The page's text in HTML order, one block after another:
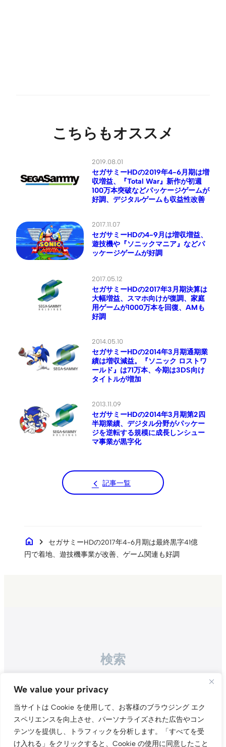
We value your privacy
当サイトは Cookie を使用して、お客様のブラウジング エク
スペリエンスを向上させ、パーソナライズされた広告やコン
テンツを提供し、トラフィックを分析します。
「すべてを受
け入れる」をクリックすると、Cookie の使用に同意したこと
こちらもオススメ
2019.08.01
セガサミーHDの2019年4-6月期は増
収増益、『Total War』新作が初週
100万本突破などパッケージゲームが
好調、デジタルゲームも収益性改善
2017.11.07
セガサミーHDの4-9月は増収増益、
遊技機や『ソニックマニア』などパ
ッケージゲームが好調
2017.05.12
セガサミーHDの2017年3月期決算は
大幅増益、スマホ向けが復調、家庭
用ゲームが1000万本を回復、AMも
好調
2014.05.10
セガサミーHDの2014年3月期通期業
績は増収減益。『ソニック ロストワ
ールド』は71万本、今期は3DS向け
タイトルが増加
2013.11.09
セガサミーHDの2014年3月期第2四
半期業績、デジタル分野がパッケー
ジを逆転する規模に成長しンシュー
マ事業が黒字化
記事一覧
home chevron_right
セガサミーHDの2017年4-6月期は最終黒字41億
円で着地、遊技機事業が改善、ゲーム関連も好調
検索
Search